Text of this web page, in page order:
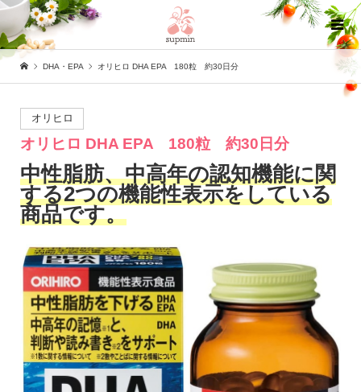
DHA・EPA オリヒロ DHA EPA 180粒 約30日分
オリヒロ
オリヒロ DHA EPA 180粒 約30日分
中性脂肪、中高年の認知機能に関
する2つの機能性表示をしている
商品です。